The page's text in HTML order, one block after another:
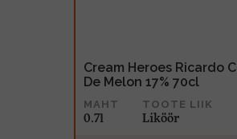
Cream Heroes Ricardo
De Melon 17% 70cl
MAHT
0.7l
TOOTE LIIK
Liköör